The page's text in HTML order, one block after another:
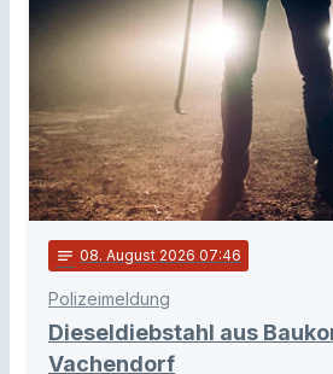
notes 08. August 2026 07:46
Polizeimeldung
Dieseldiebstahl aus
Vachendorf